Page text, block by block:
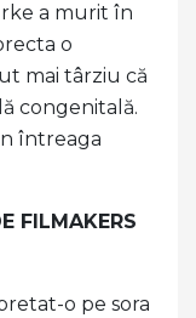
a murit în
o
mai târziu că
congenitală.
întreaga
FILMAKERS
o ​​pe sora